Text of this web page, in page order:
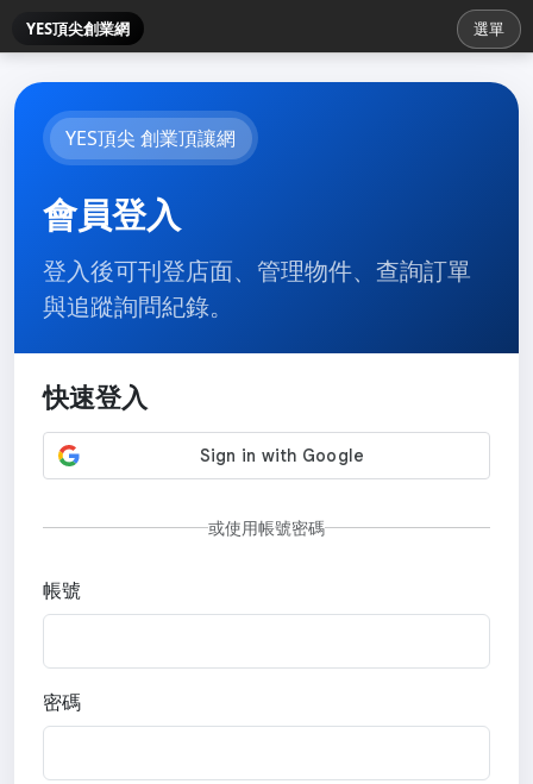
YES頂尖創業網 選單
YES頂尖 創業頂讓網
會員登入
登入後可刊登店面、管理物件、查詢訂單
與追蹤詢問紀錄。
快速登入
或使用帳號密碼
帳號
密碼